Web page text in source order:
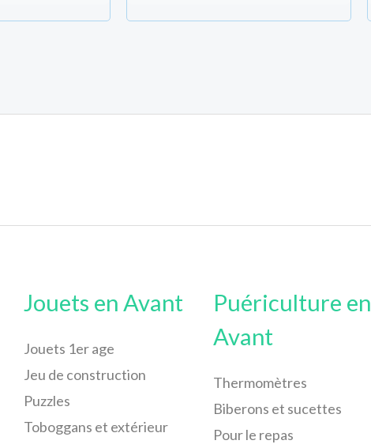
Jouets en Avant
Jouets 1er age
Jeu de construction
Puzzles
Toboggans et extérieur
Puériculture en
Avant
Thermomètres
Biberons et sucettes
Pour le repas